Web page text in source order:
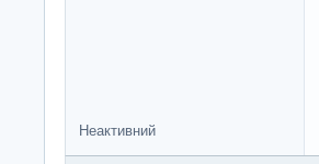
Неактивний